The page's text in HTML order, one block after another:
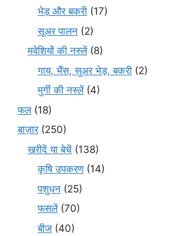
भेड़ और बकरी (17)
सूअर पालन (2)
मवेशियों की नस्लें(8)
गाय, भैंस, सुअर भेड़, बकरी (2)
मुर्गी की नस्लें(4)
फल(18)
बाज़ार(250)
खरीदें या बेचें (138)
कृषि उपकरण(14)
पशुधन (25)
फसलें(70)
बीज (40)